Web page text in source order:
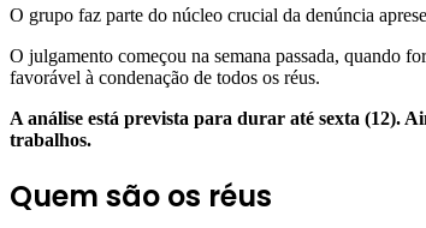
O grupo faz parte do núcleo crucial da denúncia
O julgamento começou na semana passada, quando
favorável à condenação de todos os réus.
A análise está prevista para durar até sexta (12).
trabalhos.
Quem são os réus